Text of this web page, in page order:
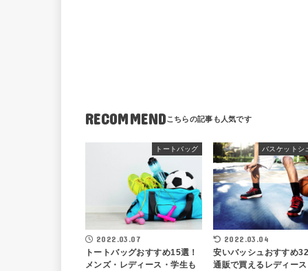
RECOMMEND
トートバッグ
2022.03.07
トートバッグおすすめ15選！
メンズ・レディース・学生も
バスケットシ
2022.03.04
安いバッシュおすすめ
通販で買えるレディー